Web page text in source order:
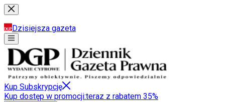
Dzisiejsza gazeta
Kup Subskrypcję
Kup dostęp w promocji:teraz z rabatem 35%